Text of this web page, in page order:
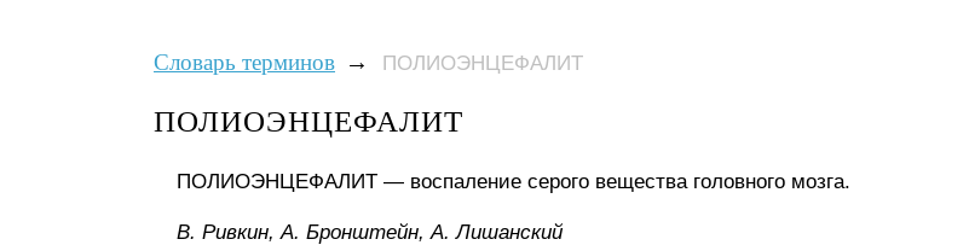
Словарь терминов → ПОЛИОЭНЦЕФАЛИТ
ПОЛИОЭНЦЕФАЛИТ
ПОЛИОЭНЦЕФАЛИТ — воспаление серого вещества головного мозга.
B. Pивкин, A. Бpoнштeйн, A. Лишaнcкий